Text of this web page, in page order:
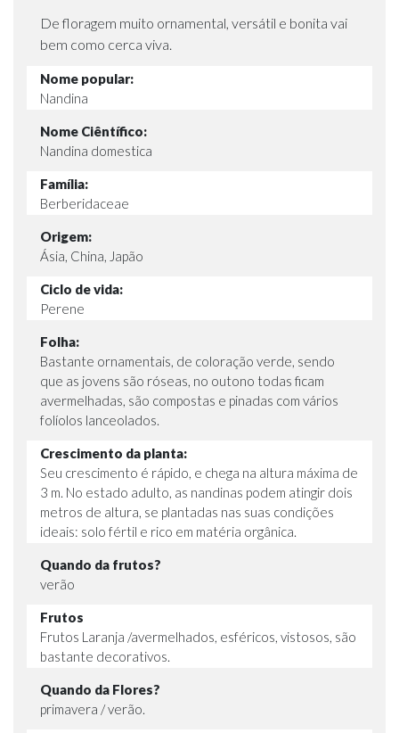
De floragem muito ornamental, versátil e bonita vai
bem como cerca viva.
Nome popular:
Nandina
Nome Ciêntífico:
Nandina domestica
Família:
Berberidaceae
Origem:
Ásia, China, Japão
Ciclo de vida:
Perene
Folha:
Bastante ornamentais, de coloração verde, sendo
que as jovens são róseas, no outono todas ficam
avermelhadas, são compostas e pinadas com vários
folíolos lanceolados.
Crescimento da planta:
Seu crescimento é rápido, e chega na altura máxima de
3 m. No estado adulto, as nandinas podem atingir dois
metros de altura, se plantadas nas suas condições
ideais: solo fértil e rico em matéria orgânica.
Quando da frutos?
verão
Frutos
Frutos Laranja /avermelhados, esféricos, vistosos, são
bastante decorativos.
Quando da Flores?
primavera / verão.